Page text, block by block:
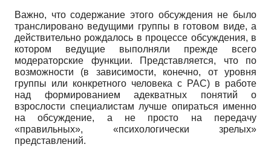
Важно, что содержание этого обсуждения не было
транслировано ведущими группы в готовом виде, а
действительно рождалось в процессе обсуждения, в
котором ведущие выполняли прежде всего
модераторские функции. Представляется, что по
возможности (в зависимости, конечно, от уровня
группы или конкретного человека с РАС) в работе
над формированием адекватных понятий о
взрослости специалистам лучше опираться именно
на обсуждение, а не просто на передачу
«правильных», «психологически зрелых»
представлений.